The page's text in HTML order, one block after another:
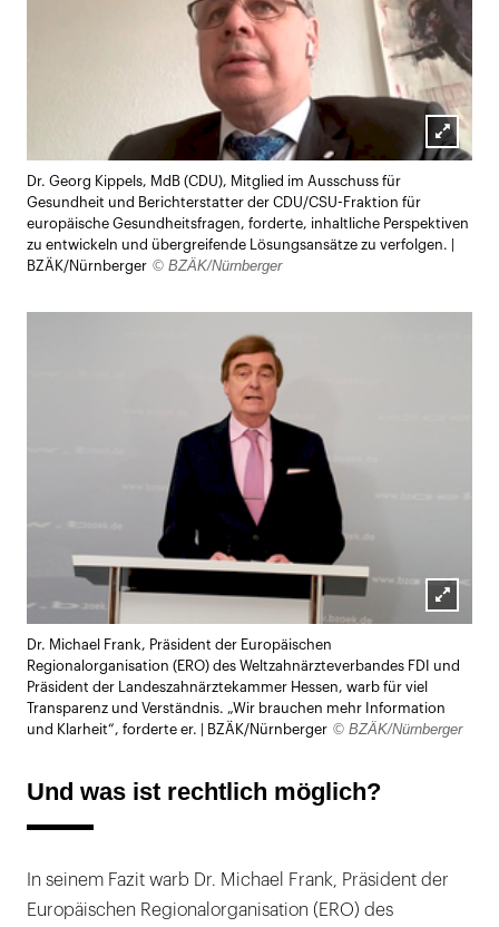
Dr. Georg Kippels, MdB (CDU), Mitglied im Ausschuss für
Gesundheit und Berichterstatter der CDU/CSU-Fraktion für
europäische Gesundheitsfragen, forderte, inhaltliche Perspektiven
zu entwickeln und übergreifende Lösungsansätze zu verfolgen. |
BZÄK/Nürnberger © BZÄK/Nürnberger
Dr. Michael Frank, Präsident der Europäischen
Regionalorganisation (ERO) des Weltzahnärzteverbandes FDI und
Präsident der Landeszahnärztekammer Hessen, warb für viel
Transparenz und Verständnis. „Wir brauchen mehr Information
und Klarheit“, forderte er. | BZÄK/Nürnberger © BZÄK/Nürnberger
Und was ist rechtlich möglich?
In seinem Fazit warb Dr. Michael Frank, Präsident der
Europäischen Regionalorganisation (ERO) des